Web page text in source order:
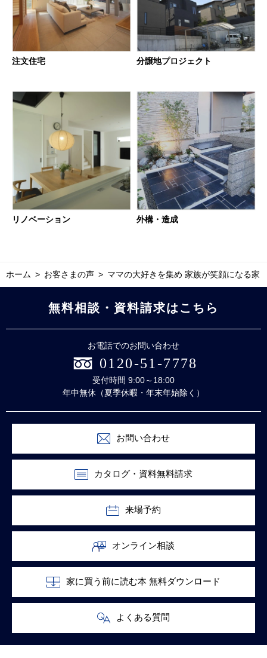
注文住宅 分譲地プロジェクト
リノベーション 外構・造成
ホーム お客さまの声 ママの大好きを集め 家族が笑顔になる家
無料相談・資料請求はこちら
お電話でのお問い合わせ
0120-51-7778
受付時間 9:00～18:00
年中無休（夏季休暇・年末年始除く）
お問い合わせ
カタログ・資料無料請求
来場予約
オンライン相談
家に買う前に読む本 無料ダウンロード
よくある質問